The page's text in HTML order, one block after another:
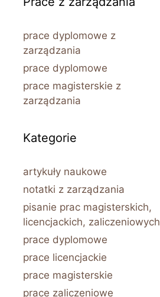
prace dyplomowe z
zarządzania
prace dyplomowe
prace magisterskie z
zarządzania
Kategorie
artykuły naukowe
notatki z zarządzania
pisanie prac magisterskich,
licencjackich, zaliczeniowych
prace dyplomowe
prace licencjackie
prace magisterskie
prace zaliczeniowe